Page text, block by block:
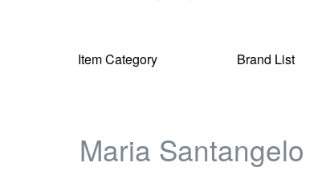
Item Category Brand List
Maria Santangelo